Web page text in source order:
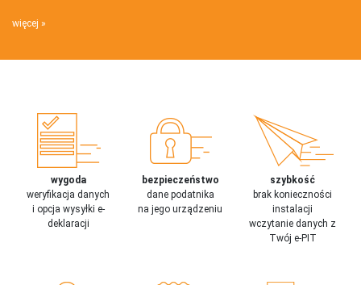
więcej
wygoda
weryfikacja danych
i opcja wysyłki e-
deklaracji
bezpieczeństwo
dane podatnika
na jego urządzeniu
szybkość
brak konieczności
instalacji
wczytanie danych z
Twój e-PIT